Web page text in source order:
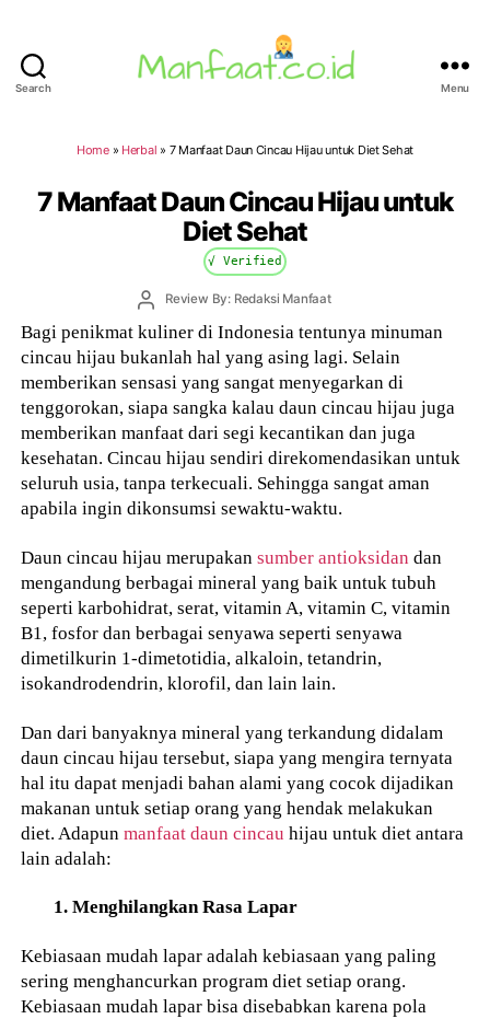
Search Menu
Home» Herbal » 7 Manfaat Daun Cincau Hijau untuk Diet Sehat
7 Manfaat Daun Cincau Hijau untuk
Diet Sehat
√ Verified
PostReview By: Redaksi Manfaat
Bagi penikmat kuliner di Indonesia tentunya minuman
cincau hijau bukanlah hal yang asing lagi. Selain
memberikan sensasi yang sangat menyegarkan di
tenggorokan, siapa sangka kalau daun cincau hijau juga
memberikan manfaat dari segi kecantikan dan juga
kesehatan. Cincau hijau sendiri direkomendasikan untuk
seluruh usia, tanpa terkecuali. Sehingga sangat aman
apabila ingin dikonsumsi sewaktu-waktu.
Daun cincau hijau merupakansumber antioksidan dan
mengandung berbagai mineral yang baik untuk tubuh
seperti karbohidrat, serat, vitamin A, vitamin C, vitamin
B1, fosfor dan berbagai senyawa seperti senyawa
dimetilkurin 1-dimetotidia, alkaloin, tetandrin,
isokandrodendrin, klorofil, dan lain lain.
Dan dari banyaknya mineral yang terkandung didalam
daun cincau hijau tersebut, siapa yang mengira ternyata
hal itu dapat menjadi bahan alami yang cocok dijadikan
makanan untuk setiap orang yang hendak melakukan
diet. Adapunmanfaat daun cincau hijau untuk diet antara
lain adalah:
1. Menghilangkan Rasa Lapar
Kebiasaan mudah lapar adalah kebiasaan yang paling
sering menghancurkan program diet setiap orang.
Kebiasaan mudah lapar bisa disebabkan karena pola